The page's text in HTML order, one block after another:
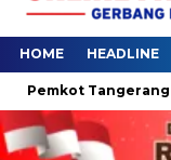
HOME HEADLINE
Tangerang